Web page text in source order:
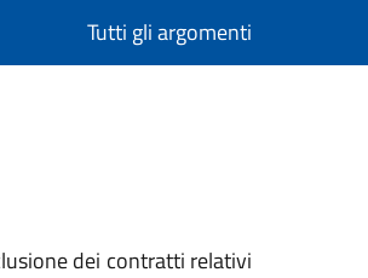
Tutti gli argomenti
dei contratti relativi